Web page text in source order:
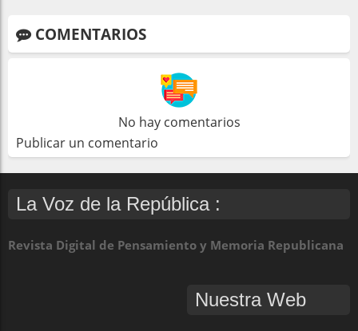
COMENTARIOS
No hay comentarios
Publicar un comentario
La Voz de la República :
Revista Digital de Pensamiento y Memoria Republicana
Nuestra Web